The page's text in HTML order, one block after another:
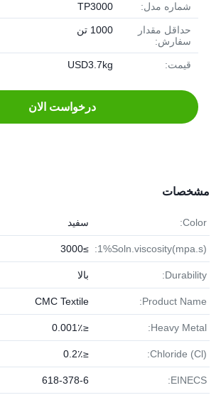
شماره مدل: TP3000
حداقل مقدار
سفارش:
1000 تن
قیمت: USD3.7kg
درخواست الان
مشخصات
Color: سفید
1%Soln.viscosity(mpa.s):
≥3000
Durability: بالا
Product Name:
CMC Textile
Heavy Metal: ≤0.001٪
Chloride (Cl): ≤0.2٪
EINECS:
618-378-6